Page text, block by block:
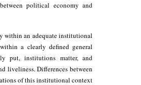
political economy and
within an adequate institutional
a clearly defined general
put, institutions matter, and
liveliness. Differences between
of this institutional context